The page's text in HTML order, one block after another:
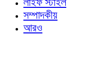
সম্পাদকীয়
আরও